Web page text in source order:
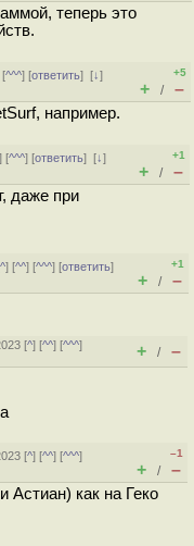
теперь это
[^^^] [ответить][↓]
+5
+ / –
например.
] [^^^] [ответить][↓]
+1
+ / –
даже при
^] [^^] [^^^] [ответить]
+1
+ / –
[^] [^^] [^^^]
+ / –
[^] [^^] [^^^]
–1
+ / –
Астиан) как на Геко